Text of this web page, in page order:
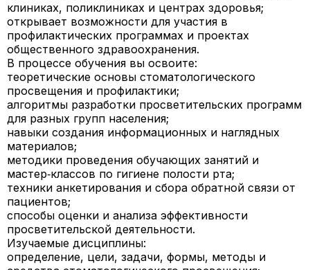
клиниках, поликлиниках и центрах здоровья;
открывает возможности для участия в
профилактических программах и проектах
общественного здравоохранения.
В процессе обучения вы освоите:
теоретические основы стоматологического
просвещения и профилактики;
алгоритмы разработки просветительских программ
для разных групп населения;
навыки создания информационных и наглядных
материалов;
методики проведения обучающих занятий и
мастер‑классов по гигиене полости рта;
техники анкетирования и сбора обратной связи от
пациентов;
способы оценки и анализа эффективности
просветительской деятельности.
Изучаемые дисциплины:
определение, цели, задачи, формы, методы и